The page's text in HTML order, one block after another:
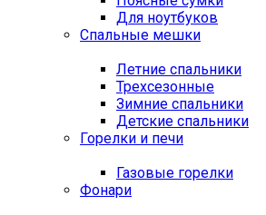
Для ноутбуков
Спальные мешки
Летние спальники
Трехсезонные
Зимние спальники
Детские спальники
Горелки и печи
Газовые горелки
Фонари